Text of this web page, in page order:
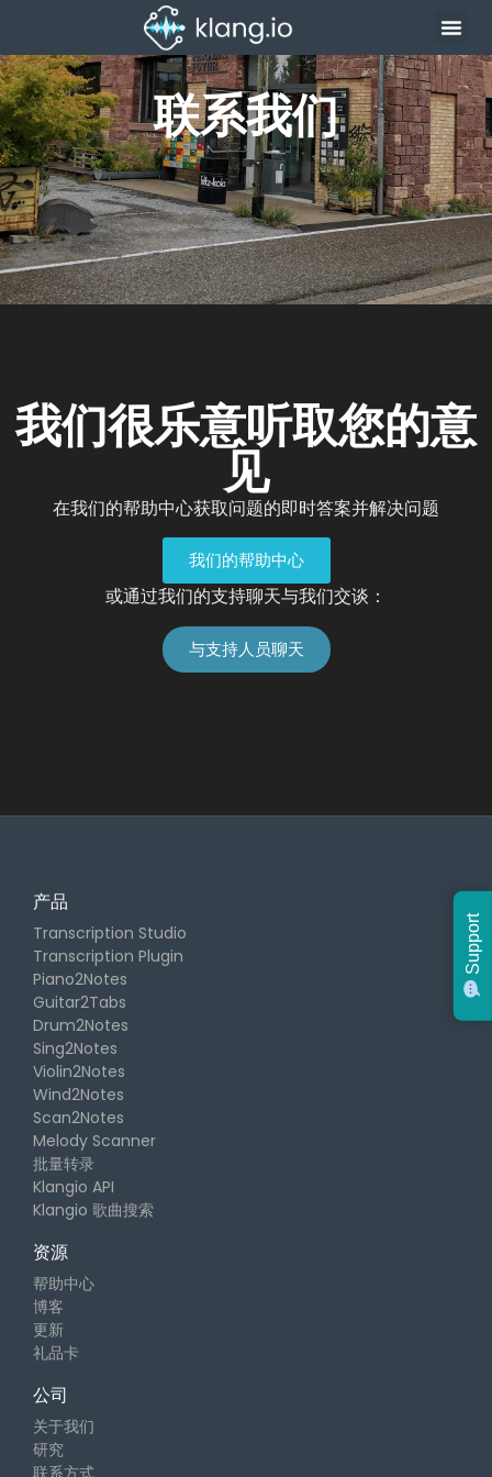
联系我们
我们很乐意听取您的意
见
在我们的帮助中心获取问题的即时答案并解决问题
我们的帮助中心
或通过我们的支持聊天与我们交谈：
与支持人员聊天
产品
Transcription Studio
Transcription Plugin
Piano2Notes
Guitar2Tabs
Drum2Notes
Sing2Notes
Violin2Notes
Wind2Notes
Scan2Notes
Melody Scanner
批量转录
Klangio API
Klangio 歌曲搜索
资源
帮助中心
博客
更新
礼品卡
公司
关于我们
研究
联系方式
Support